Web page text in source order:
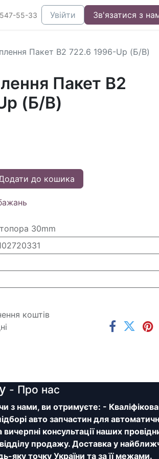
55-33 Увійти Зв'язатися з
Пакет B2 722.6 1996-Up (Б/В)
Пакет B2
(Б/В)
до кошика
30mm
коштів
- Про нас
з нами, ви отримуєте: -
авто запчастин для
вичерпні консультації наших
відділу продажу. Доставка у
яку точку України та за її межами.